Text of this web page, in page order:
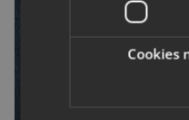
Cookies